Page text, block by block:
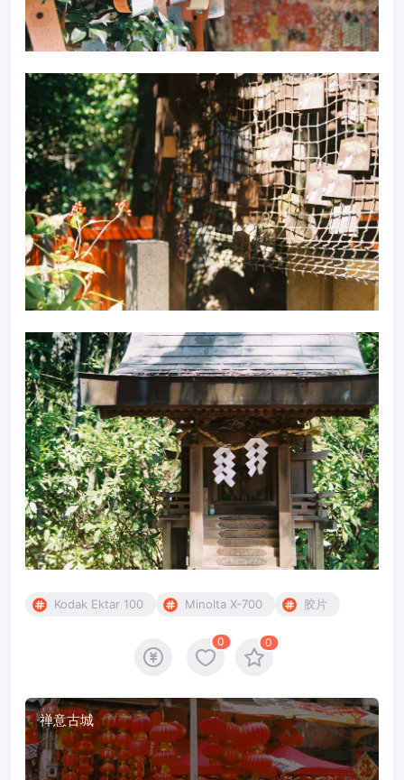
Kodak Ektar 100 Minolta X-700 胶片
0 0
禅意古城